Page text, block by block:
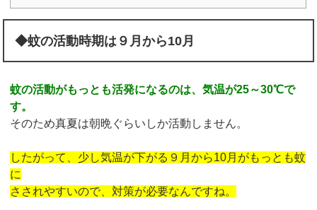
◆蚊の活動時期は９月から10月
蚊の活動がもっとも活発になるのは、気温が25～30℃で
す。
そのため真夏は朝晩ぐらいしか活動しません。
したがって、少し気温が下がる９月から10月がもっとも蚊
に
さされやすいので、対策が必要なんですね。